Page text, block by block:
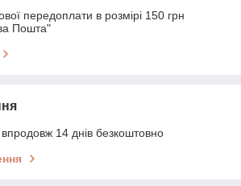
передоплати в розмірі 150 грн
Пошта"
14 днів безкоштовно